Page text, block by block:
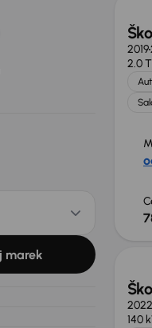
marek
2019
2.0
2022
140